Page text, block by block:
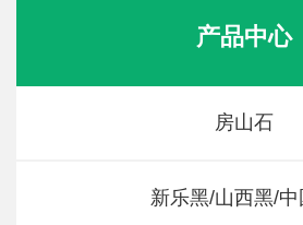
产品中心
房山石
新乐黑/山西黑/